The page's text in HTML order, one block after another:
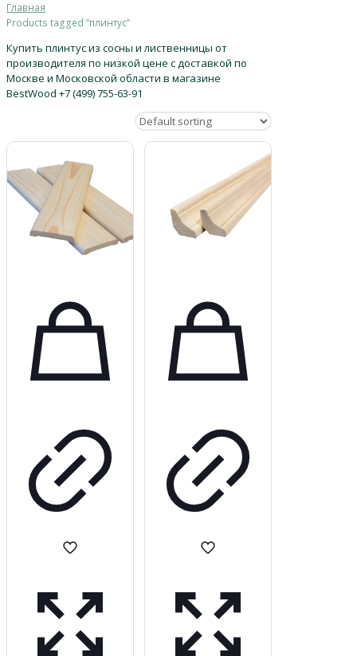
Главная
Products tagged “плинтус”
Купить плинтус из сосны и лиственницы от
производителя по низкой цене с доставкой по
Москве и Московской области в магазине
BestWood +7 (499) 755-63-91